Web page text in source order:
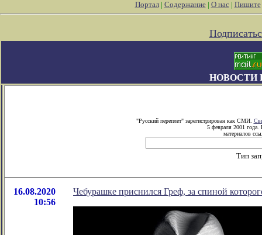
Портал| Содержание| О нас| Пишите
НОВОСТИ
"Русский переплет" зарегистрирован как СМИ.
5 февраля 2001 года.
материалов
Тип
16.08.2020
10:56
Чебурашке приснился Греф, за спиной